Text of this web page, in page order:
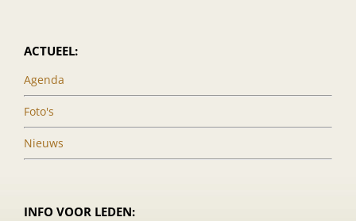
ACTUEEL:
Agenda
Foto's
Nieuws
INFO VOOR LEDEN: